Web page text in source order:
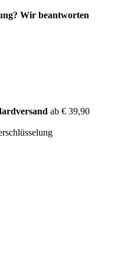
Wir beantworten
ab € 39,90